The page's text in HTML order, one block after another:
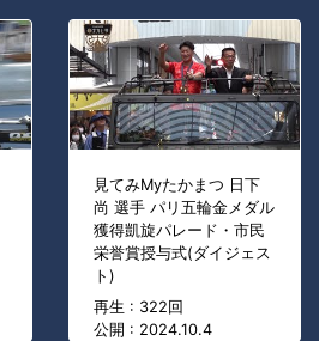
見てみMyたかまつ 日下
尚 選手 パリ五輪金メダル
獲得凱旋パレード・市民
栄誉賞授与式(ダイジェス
ト)
再生 : 322回
公開 : 2024.10.4